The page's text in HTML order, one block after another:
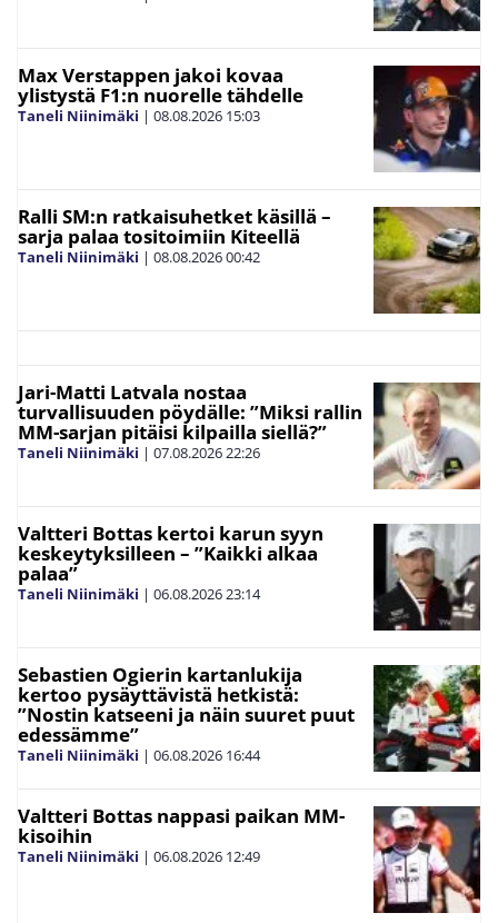
Max Verstappen jakoi kovaa
ylistystä F1:n nuorelle tähdelle
Taneli Niinimäki | 08.08.2026 15:03
Ralli SM:n ratkaisuhetket käsillä –
sarja palaa tositoimiin Kiteellä
Taneli Niinimäki | 08.08.202600:42
Jari-Matti Latvala nostaa
turvallisuuden pöydälle: ”Miksi rallin
MM-sarjan pitäisi kilpailla siellä?”
Taneli Niinimäki | 07.08.202622:26
Valtteri Bottas kertoi karun syyn
keskeytyksilleen – ”Kaikki alkaa
palaa”
Taneli Niinimäki | 06.08.202623:14
Sebastien Ogierin kartanlukija
kertoo pysäyttävistä hetkistä:
”Nostin katseeni ja näin suuret puut
edessämme”
Taneli Niinimäki | 06.08.2026 16:44
Valtteri Bottas nappasi paikan MM-
kisoihin
Taneli Niinimäki | 06.08.2026 12:49